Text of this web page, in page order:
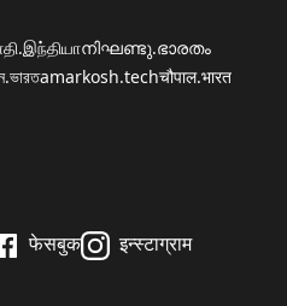
നിഘണ്ടു.ഭാരതം
amarkosh.techचौपाल.भारत
फेसबुक इन्स्टाग्राम